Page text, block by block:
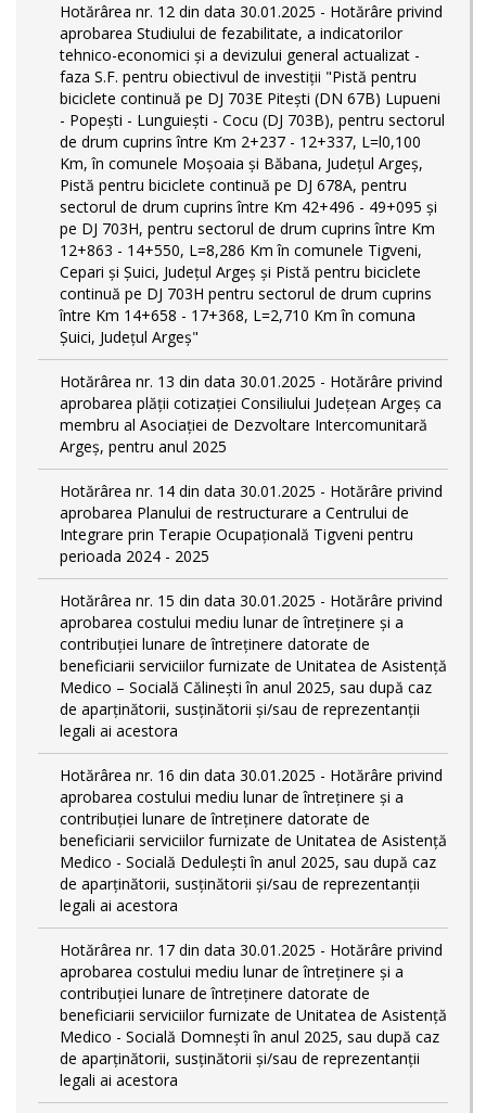
Hotărârea nr. 12 din data 30.01.2025 - Hotărâre privind
aprobarea Studiului de fezabilitate, a indicatorilor
tehnico-economici și a devizului general actualizat -
faza S.F. pentru obiectivul de investiţii "Pistă pentru
biciclete continuă pe DJ 703E Piteşti (DN 67B) Lupueni
- Popeşti - Lunguieşti - Cocu (DJ 703B), pentru sectorul
de drum cuprins între Km 2+237 - 12+337, L=l0,100
Km, în comunele Moşoaia şi Băbana, Judeţul Argeş,
Pistă pentru biciclete continuă pe DJ 678A, pentru
sectorul de drum cuprins între Km 42+496 - 49+095 și
pe DJ 703H, pentru sectorul de drum cuprins între Km
12+863 - 14+550, L=8,286 Km în comunele Tigveni,
Cepari și Șuici, Judeţul Argeş și Pistă pentru biciclete
continuă pe DJ 703H pentru sectorul de drum cuprins
între Km 14+658 - 17+368, L=2,710 Km în comuna
Șuici, Județul Argeş"
Hotărârea nr. 13 din data 30.01.2025 - Hotărâre privind
aprobarea plății cotizației Consiliului Județean Argeș ca
membru al Asociației de Dezvoltare Intercomunitară
Argeș, pentru anul 2025
Hotărârea nr. 14 din data 30.01.2025 - Hotărâre privind
aprobarea Planului de restructurare a Centrului de
Integrare prin Terapie Ocupațională Tigveni pentru
perioada 2024 - 2025
Hotărârea nr. 15 din data 30.01.2025 - Hotărâre privind
aprobarea costului mediu lunar de întreținere și a
contribuției lunare de întreținere datorate de
beneficiarii serviciilor furnizate de Unitatea de Asistență
Medico – Socială Călineşti în anul 2025, sau după caz
de aparținătorii, susținătorii și/sau de reprezentanții
legali ai acestora
Hotărârea nr. 16 din data 30.01.2025 - Hotărâre privind
aprobarea costului mediu lunar de întreținere și a
contribuției lunare de întreținere datorate de
beneficiarii serviciilor furnizate de Unitatea de Asistență
Medico - Socială Dedulești în anul 2025, sau după caz
de aparținătorii, susținătorii și/sau de reprezentanții
legali ai acestora
Hotărârea nr. 17 din data 30.01.2025 - Hotărâre privind
aprobarea costului mediu lunar de întreținere și a
contribuției lunare de întreținere datorate de
beneficiarii serviciilor furnizate de Unitatea de Asistență
Medico - Socială Domnești în anul 2025, sau după caz
de aparținătorii, susținătorii și/sau de reprezentanții
legali ai acestora